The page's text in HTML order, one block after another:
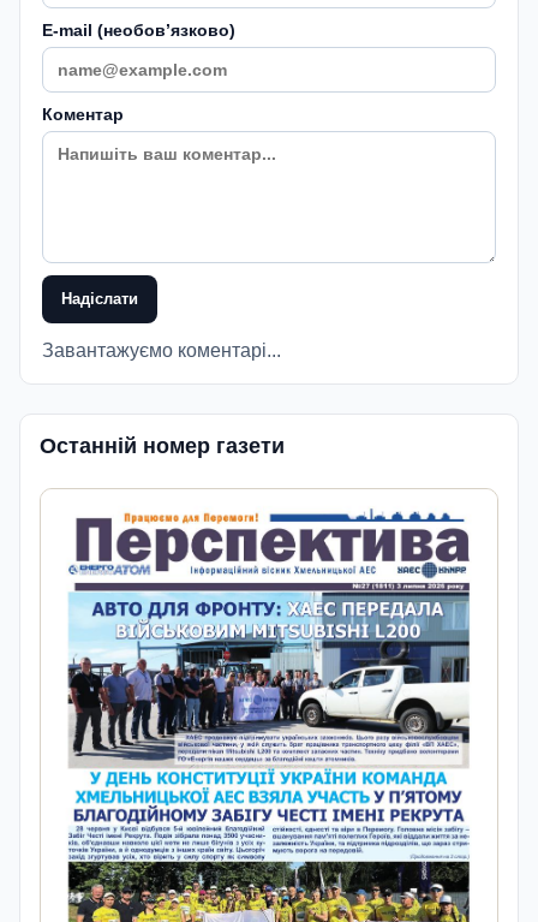
E-mail (необовʼязково)
Коментар
Надіслати
Завантажуємо коментарі...
Останній номер газети